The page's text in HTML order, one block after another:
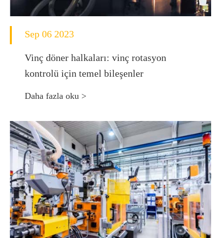
Sep 06 2023
Vinç döner halkaları: vinç rotasyon
kontrolü için temel bileşenler
Daha fazla oku >